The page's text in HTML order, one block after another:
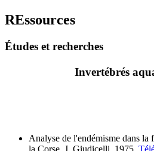
REssources
Études et recherches
Invertébrés
Analyse de l'endémisme dans la